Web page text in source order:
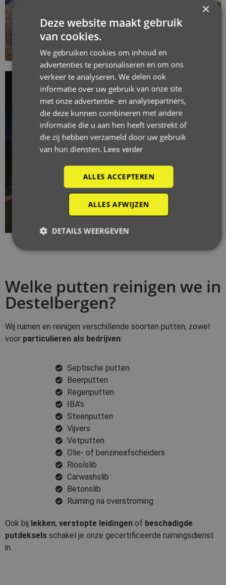
Welke putten reinigen we in
Destelbergen?
Wij ruimen en reinigen verschillende soorten putten, zowel
voor particulieren als bedrijven:
Septische putten
Beerputten
Regenputten
IBA’s
Steenputten
Vijvers
Vetputten
Olie- of benzineafscheiders
Rioolslib
Carwashslib
Betonslib
Ruiming na overstroming
Ook bij lekken, verstopte leidingen of beschadigde
putdeksels schakel je onze gecertificeerde ruimingsdienst
in.
×
Deze website maakt gebruik
van cookies.
We gebruiken cookies om inhoud en
advertenties te personaliseren en om ons
verkeer te analyseren. We delen ook
informatie over uw gebruik van onze site
met onze advertentie- en analysepartners,
die deze kunnen combineren met andere
informatie die u aan hen heeft verstrekt of
die zij hebben verzameld door uw gebruik
van hun diensten. Lees verder
ALLES ACCEPTEREN
ALLES AFWIJZEN
DETAILS WEERGEVEN